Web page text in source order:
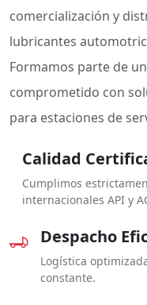
comercialización y
lubricantes
Formamos parte de
comprometido con
para estaciones de
Calidad
Cumplimos
internacionales API y
Despacho
Logística
constante.